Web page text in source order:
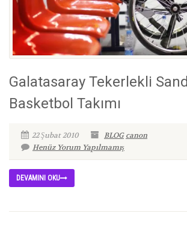
Galatasaray Tekerlekli
Basketbol Takımı
22 Şubat 2010 BLOG canon
Henüz Yorum Yapılmamış
DEVAMINI OKU